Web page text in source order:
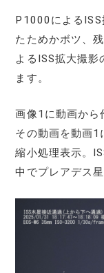
P1000によるISS
たためかボツ、
よるISS拡大撮影
ます。
画像1に動画から
その動画を動画1
縮小処理表示。
中でプレアデス